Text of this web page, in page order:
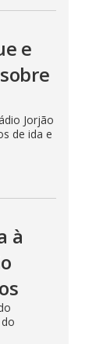
e
Jorjão
de ida e
à